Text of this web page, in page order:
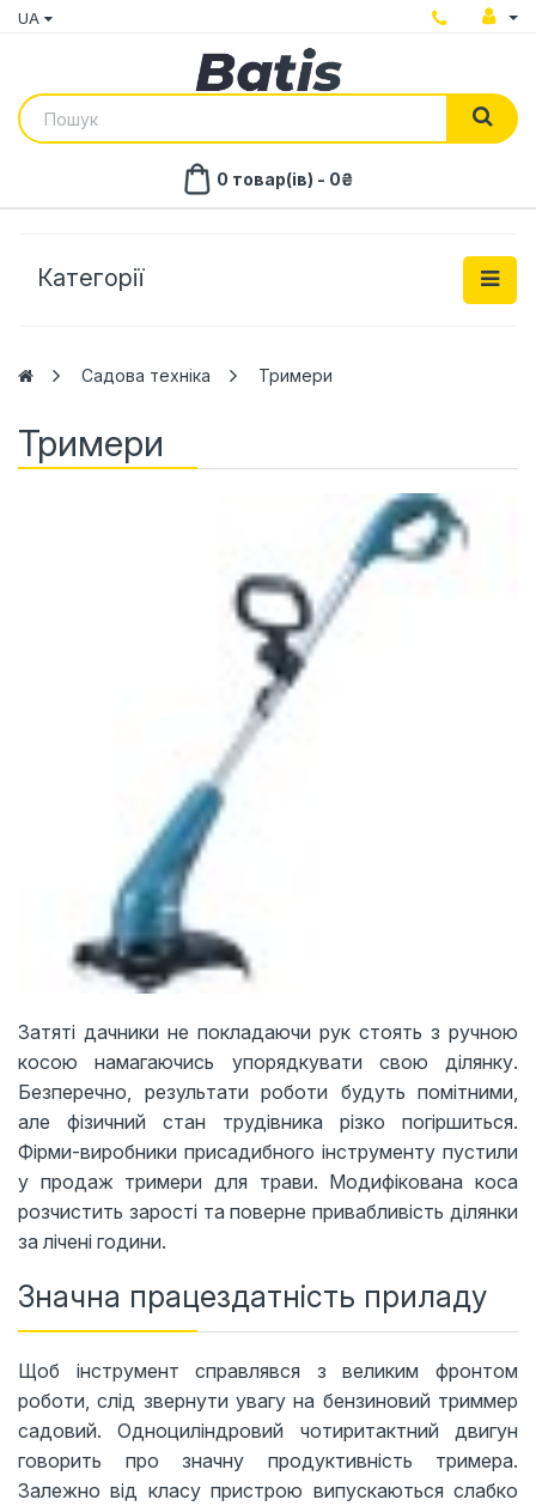
UA
0 товар(ів) - 0₴
Категорії
Садова техніка Тримери
Тримери
Затяті дачники не покладаючи рук стоять з ручною
косою намагаючись упорядкувати свою ділянку.
Безперечно, результати роботи будуть помітними,
але фізичний стан трудівника різко погіршиться.
Фірми-виробники присадибного інструменту пустили
у продаж тримери для трави. Модифікована коса
розчистить зарості та поверне привабливість ділянки
за лічені години.
Значна працездатність приладу
Щоб інструмент справлявся з великим фронтом
роботи, слід звернути увагу на бензиновий триммер
садовий. Одноциліндровий чотиритактний двигун
говорить про значну продуктивність тримера.
Залежно від класу пристрою випускаються слабко